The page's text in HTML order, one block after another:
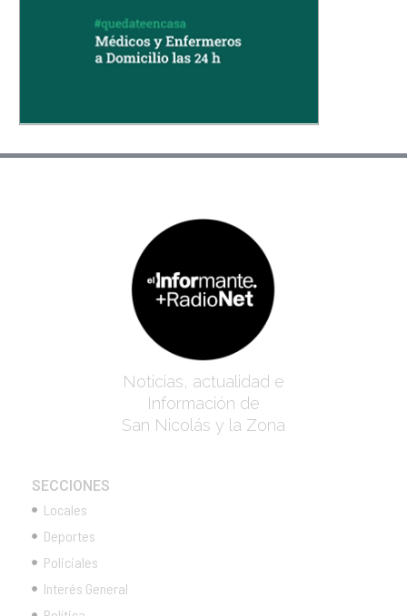
Noticias, actualidad e
Información de
San Nicolás y la Zona
SECCIONES
Locales
Deportes
Policiales
Interés General